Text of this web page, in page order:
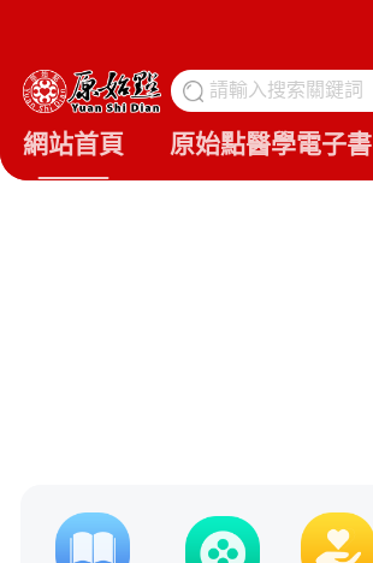
請輸入搜索關鍵詞
網站首頁 原始點醫學電子書